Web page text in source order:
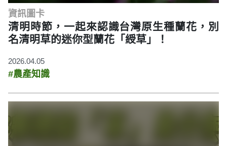
資訊圖卡
清明時節，一起來認識台灣原生種蘭花，別
名清明草的迷你型蘭花「綬草」！
2026.04.05
#農產知識